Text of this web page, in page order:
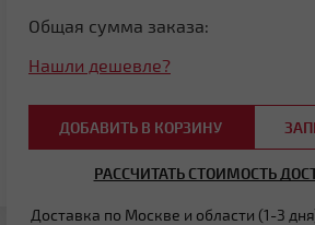
Общая сумма заказа:
Нашли дешевле?
ДОБАВИТЬ В КОРЗИНУ
РАССЧИТАТЬ СТОИМОСТЬ
Доставка по Москве и области (1-3